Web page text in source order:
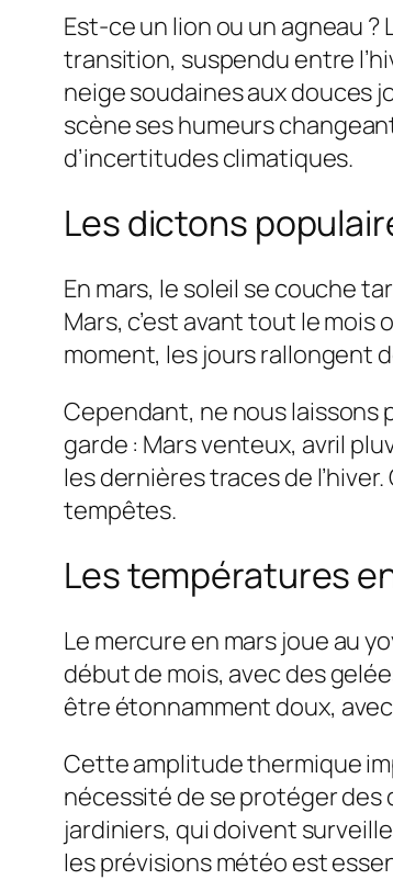
Est-ce un lion ou un agneau ?
transition, suspendu entre
neige soudaines aux douces
scène ses humeurs
d’incertitudes climatiques.
Les dictons
En mars, le soleil se couche
Mars, c’est avant tout le
moment, les jours rallongent
Cependant, ne nous laissons
garde : Mars venteux, avril
les dernières traces de
tempêtes.
Les températures
Le mercure en mars joue au
début de mois, avec des
être étonnamment doux,
Cette amplitude thermique
nécessité de se protéger des
jardiniers, qui doivent
les prévisions météo est